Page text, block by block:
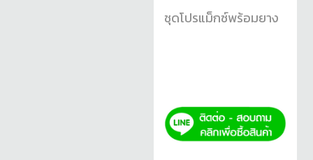
ชุดโปรแม็กซ์พร้อมยาง